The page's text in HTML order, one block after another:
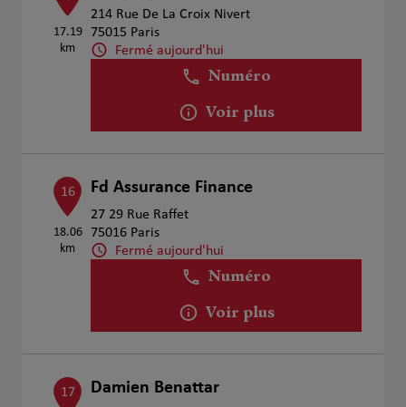
17.19
km
214 Rue De La Croix Nivert
75015 Paris
Fermé aujourd'hui
Numéro
Voir plus
16
18.06
km
Fd Assurance Finance
27 29 Rue Raffet
75016 Paris
Fermé aujourd'hui
Numéro
Voir plus
17 Damien Benattar